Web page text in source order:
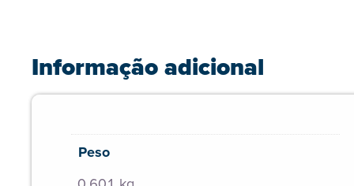
Informação adicional
Peso